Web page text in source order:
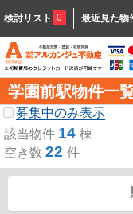
検討リスト 0 最近見た物
学園前駅物件一
募集中のみ表示
該当物件 14 棟
空き数 22 件